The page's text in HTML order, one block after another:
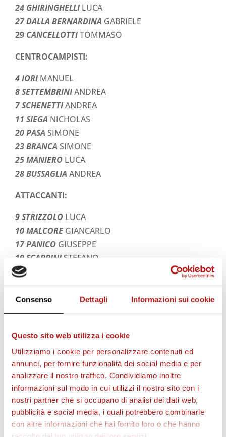
Consenso Dettagli Informazioni sui cookie
Questo sito web utilizza i cookie
Utilizziamo i cookie per personalizzare contenuti ed
annunci, per fornire funzionalità dei social media e per
analizzare il nostro traffico. Condividiamo inoltre
informazioni sul modo in cui utilizzi il nostro sito con i
nostri partner che si occupano di analisi dei dati web,
pubblicità e social media, i quali potrebbero combinarle
con altre informazioni che hai fornito loro o che hanno
24 GHIRINGHELLI LUCA
27 DALLA BERNARDINA GABRIELE
29 CANCELLOTTITOMMASO
CENTROCAMPISTI:
4 IORI MANUEL
8 SETTEMBRINIANDREA
7 SCHENETTIANDREA
11 SIEGA NICHOLAS
20 PASA SIMONE
23 BRANCA SIMONE
25 MANIERO LUCA
28 BUSSAGLIA ANDREA
ATTACCANTI:
9 STRIZZOLO LUCA
10 MALCORE GIANCARLO
17 PANICO GIUSEPPE
19 SCAPPINISTEFANO
30 FINOTTO